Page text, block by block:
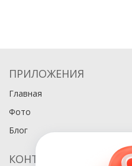
ПРИЛОЖЕНИЯ
Главная
Фото
Блог
КОНТАКТЫ